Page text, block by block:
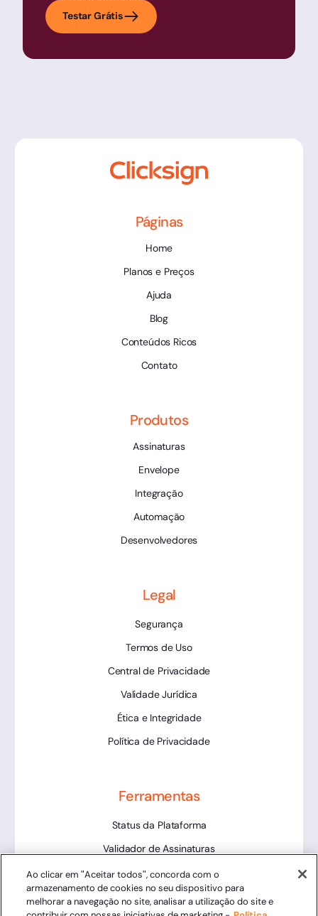
Testar Grátis
Páginas
Home
Planos e Preços
Ajuda
Blog
Conteúdos Ricos
Contato
Produtos
Assinaturas
Envelope
Integração
Automação
Desenvolvedores
Legal
Segurança
Termos de Uso
Central de Privacidade
Validade Jurídica
Ética e Integridade
Política de Privacidade
Ferramentas
Status da Plataforma
Validador de Assinaturas
Trabalhe Conosco
LLM
Ao clicar em "Aceitar todos", concorda com o
armazenamento de cookies no seu dispositivo para
melhorar a navegação no site, analisar a utilização do site e